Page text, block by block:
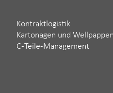
Kontraktlogistik
Kartonagen und Wellpappen
C-Teile-Management